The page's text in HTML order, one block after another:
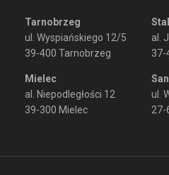
Tarnobrzeg
ul. Wyspiańskiego 12/5
39-400 Tarnobrzeg
Mielec
al. Niepodległości 12
39-300 Mielec
al.
37-
ul.
27-